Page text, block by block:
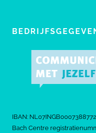
IBAN: NL07INGB0007388772
Bach Centre